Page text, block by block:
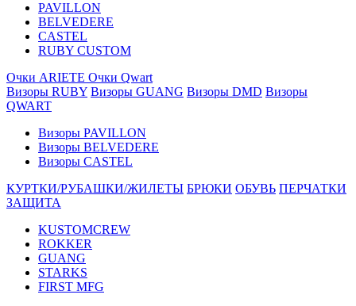
PAVILLON
BELVEDERE
CASTEL
RUBY CUSTOM
Очки ARIETE Очки Qwart
Визоры RUBY Визоры GUANG Визоры DMD Визоры
QWART
Визоры PAVILLON
Визоры BELVEDERE
Визоры CASTEL
КУРТКИ/РУБАШКИ/ЖИЛЕТЫ БРЮКИ ОБУВЬ ПЕРЧАТКИ
ЗАЩИТА
KUSTOMCREW
ROKKER
GUANG
STARKS
FIRST MFG